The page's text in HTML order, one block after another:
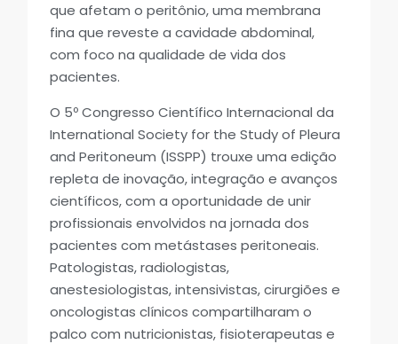
que afetam o peritônio, uma membrana
fina que reveste a cavidade abdominal,
com foco na qualidade de vida dos
pacientes.
O 5º Congresso Científico Internacional da
International Society for the Study of Pleura
and Peritoneum (ISSPP) trouxe uma edição
repleta de inovação, integração e avanços
científicos, com a oportunidade de unir
profissionais envolvidos na jornada dos
pacientes com metástases peritoneais.
Patologistas, radiologistas,
anestesiologistas, intensivistas, cirurgiões e
oncologistas clínicos compartilharam o
palco com nutricionistas, fisioterapeutas e